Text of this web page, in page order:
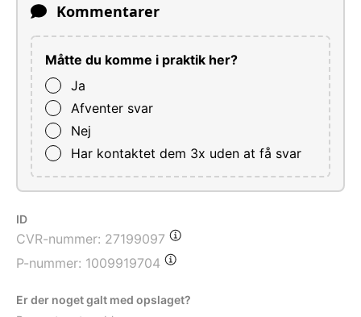
Kommentarer
Måtte du komme i praktik her?
Ja
Afventer svar
Nej
Har kontaktet dem 3x uden at få svar
ID
CVR-nummer: 27199097
P-nummer: 1009919704
Er der noget galt med opslaget?